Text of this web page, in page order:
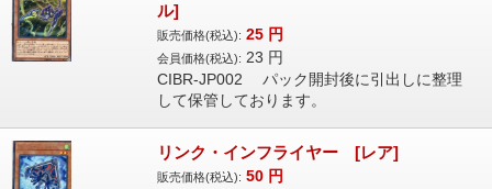
ル]
販売価格(税込): 25 円
会員価格(税込): 23 円
CIBR-JP002 パック開封後に引出しに整理
して保管しております。
リンク・インフライヤー [レア]
販売価格(税込): 50 円